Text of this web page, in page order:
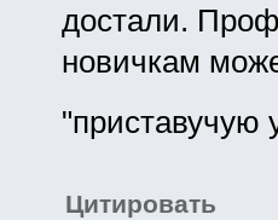
достали.
новичкам
"приставучую
Цитировать